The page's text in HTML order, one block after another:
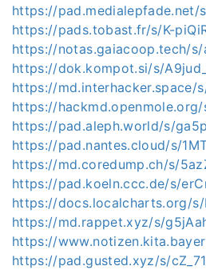
https://pad.medialepfade.net/
https://pads.tobast.fr/s/K-
https://notas.gaiacoop.tech/s/
https://dok.kompot.si/s/
https://md.interhacker.space/
https://hackmd.openmole.org/
https://pad.aleph.world/s/
https://pad.nantes.cloud/s/
https://md.coredump.ch/s/
https://pad.koeln.ccc.de/s/
https://docs.localcharts.org/
https://md.rappet.xyz/s/
https://
https://pad.gusted.xyz/s/